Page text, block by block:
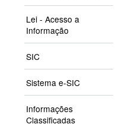
Lei - Acesso a
Informação
SIC
Sistema e-SIC
Informações
Classificadas